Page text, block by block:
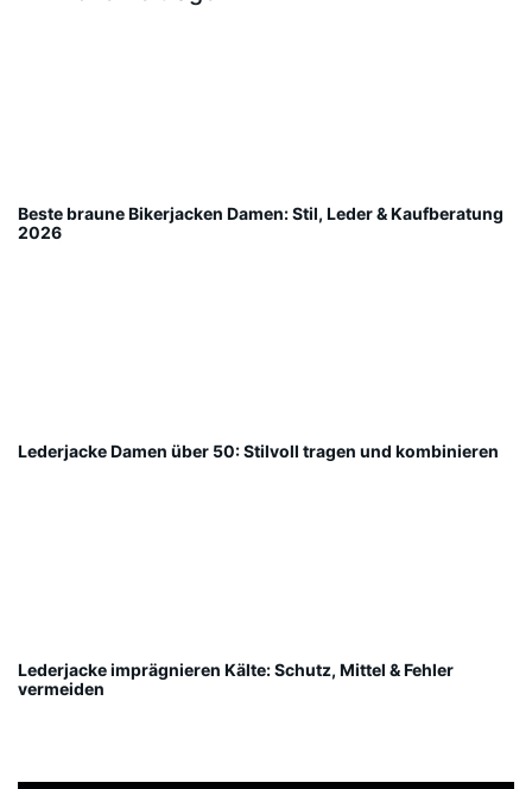
Beste braune Bikerjacken Damen: Stil, Leder & Kaufberatung
2026
Lederjacke Damen über 50: Stilvoll tragen und kombinieren
Lederjacke imprägnieren Kälte: Schutz, Mittel & Fehler
vermeiden